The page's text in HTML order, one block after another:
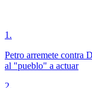
1 .
Petro arremete contra
al "pueblo" a actuar
2.